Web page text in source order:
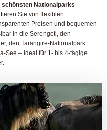
schönsten Nationalparks
Sie von flexiblen
Preisen und bequemen
in die Serengeti, den
den Tarangire-Nationalpark
See – ideal für 1- bis 4-tägige